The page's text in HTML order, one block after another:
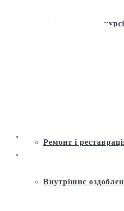
Віртуальна
Ремонт і
Внутрішнє